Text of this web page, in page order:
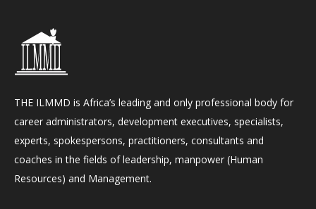
THE ILMMD is Africa’s leading and only professional body for
career administrators, development executives, specialists,
experts, spokespersons, practitioners, consultants and
coaches in the fields of leadership, manpower (Human
Resources) and Management.